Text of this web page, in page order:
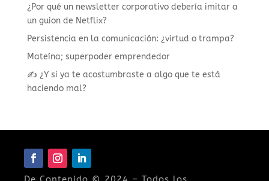
¿Por qué un newsletter corporativo debería imitar a
un guion de Netflix?
Persistencia en la comunicación: ¿virtud o trampa?
Mateína; superpoder emprendedor
✍️ ¿Y si ya te acostumbraste a algo que te está
haciendo mal?